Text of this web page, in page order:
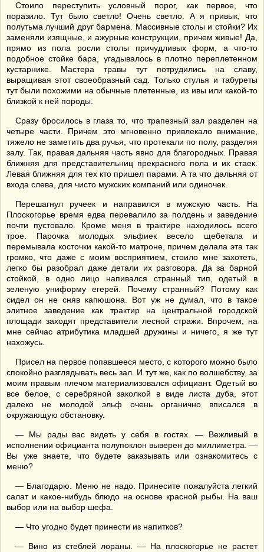
Стоило переступить условный порог, как первое, что
поразило. Тут было светло! Очень светло. А я привык, что
полутьма лучший друг бармена. Массивные столы и стойки? Их
заменяли изящные, и ажурные конструкции, причем живые! Да,
прямо из пола росли столы причудливых форм, а что-то
подобное стойке бара, угадывалось в плотно переплетенном
кустарнике. Мастера травы тут потрудились на славу,
выращивая этот своеобразный сад. Только стулья и табуреты
тут были похожими на обычные плетенные, из ивы или какой-то
близкой к ней породы.
Сразу бросилось в глаза то, что трапезный зал разделен на
четыре части. Причем это мгновенно привлекало внимание,
тяжело не заметить два ручья, что протекали по полу, разделяя
залу. Так, правая дальняя часть явно для благородных. Правая
ближняя для представительниц прекрасного пола и их стаек.
Левая ближняя для тех кто пришел парами. А та что дальняя от
входа слева, для чисто мужских компаний или одиночек.
Перешагнул ручеек и направился в мужскую часть. На
Плоскогорье время едва перевалило за полдень и заведение
почти пустовало. Кроме меня в трактире находилось всего
трое. Парочка молодых эльфиек весело щебетала и
перемывала косточки какой-то матроне, причем делала эта так
громко, что даже с моим восприятием, стоило мне захотеть,
легко бы разобрал даже детали их разговора. Да за барной
стойкой, в одно лицо напивался странный тип, одетый в
зеленую униформу егерей. Почему странный? Потому как
сидел он не сняв капюшона. Вот уж не думал, что в такое
элитное заведение как трактир на центральной городской
площади заходят представители лесной стражи. Впрочем, на
мне сейчас атрибутика младшей дружины и ничего, я же тут
нахожусь.
Присел на первое попавшееся место, с которого можно было
спокойно разглядывать весь зал. И тут же, как по волшебству, за
моим правым плечом материализовался официант. Одетый во
все белое, с серебряной заколкой в виде листа дуба, этот
далеко не молодой эльф очень органично вписался в
окружающую обстановку.
— Мы рады вас видеть у себя в гостях. — Вежливый в
исполнении официанта полупоклон выверен до миллиметра. —
Вы уже знаете, что будете заказывать или ознакомитесь с
меню?
— Благодарю. Меню не надо. Принесите пожалуйста легкий
салат и какое-нибудь блюдо на основе красной рыбы. На ваш
выбор или на выбор шефа.
— Что угодно будет принести из напитков?
— Вино из стеблей лораны. — На плоскогорье не растет